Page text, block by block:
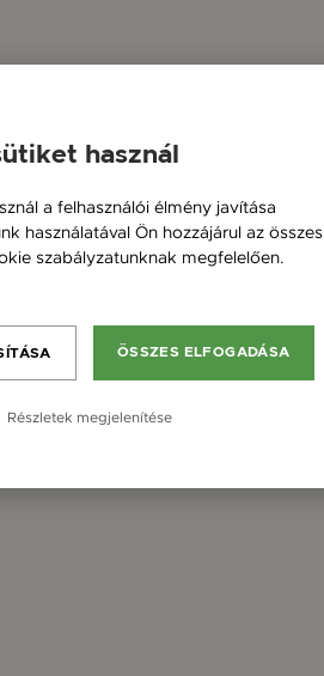
használ
a felhasználói élmény javítása
használatával Ön hozzájárul az összes
szabályzatunknak megfelelően.
ÖSSZES ELFOGADÁSA
Részletek megjelenítése